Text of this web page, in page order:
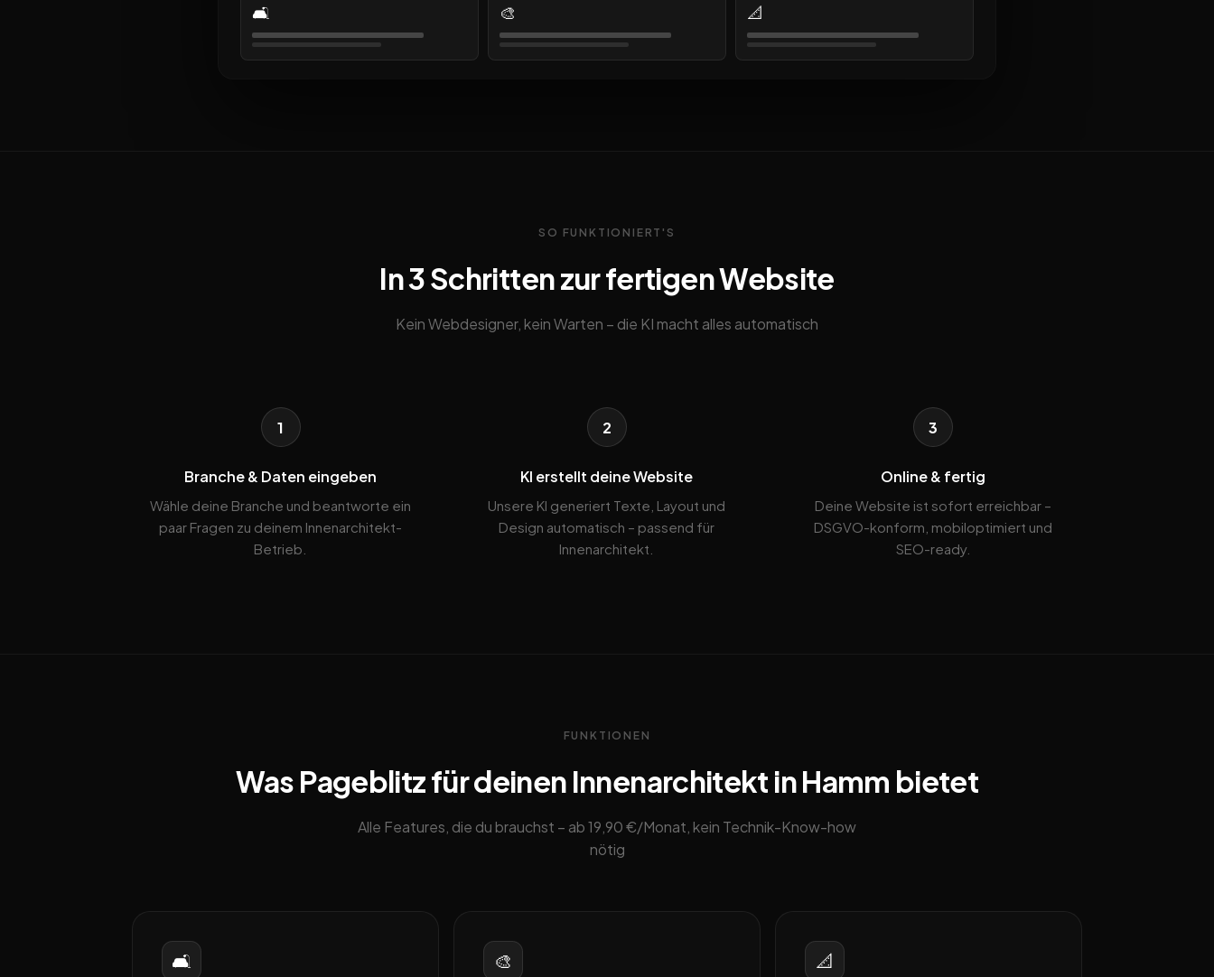
🛋️ 🎨 📐
SO FUNKTIONIERT'S
In 3 Schritten zur fertigen Website
Kein Webdesigner, kein Warten – die KI macht alles automatisch
1
Branche & Daten eingeben
Wähle deine Branche und beantworte ein
paar Fragen zu deinem Innenarchitekt-
Betrieb.
2
KI erstellt deine Website
Unsere KI generiert Texte, Layout und
Design automatisch – passend für
Innenarchitekt.
3
Online & fertig
Deine Website ist sofort erreichbar –
DSGVO-konform, mobiloptimiert und
SEO-ready.
FUNKTIONEN
Was Pageblitz für deinen Innenarchitekt in Hamm bietet
Alle Features, die du brauchst – ab 19,90 €/Monat, kein Technik-Know-how
nötig
🛋️ 🎨 📐